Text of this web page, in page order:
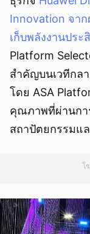
Innovation จา
เก็บพลังงานประ
Platform
สำคัญบนเวทีกล
โดย ASA
คุณภาพที่ผ่านกา
สถาปัตยกรรมแ
โ